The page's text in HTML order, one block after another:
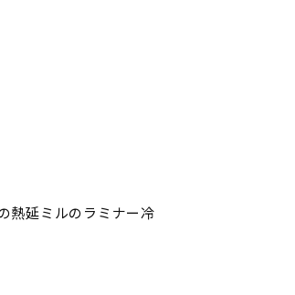
熱延ミルのラミナー冷